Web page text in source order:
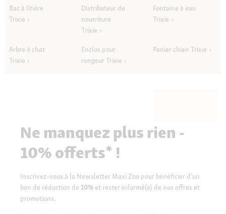
Bac à litière
Trixie
Distributeur de
nourriture
Trixie
Fontaine à eau
Trixie
Arbre à chat
Trixie
Enclos pour
rongeur Trixie
Panier chien Trixie
Ne manquez plus rien -
10% offerts* !
Inscrivez-vous à la Newsletter Maxi Zoo pour bénéficier d’un
bon de réduction de 10% et rester informé(e) de nos offres et
promotions.